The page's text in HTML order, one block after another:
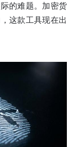
的难题。加密货
这款工具现在出